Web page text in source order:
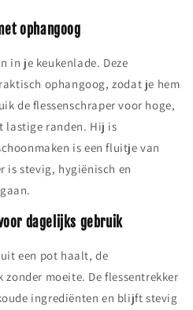
ophangoog
in je keukenlade. Deze
ophangoog, zodat je hem
de flessenschraper voor hoge,
lastige randen. Hij is
is een fluitje van
is stevig, hygiënisch en
dagelijks gebruik
een pot haalt, de
moeite. De flessentrekker
ingrediënten en blijft stevig